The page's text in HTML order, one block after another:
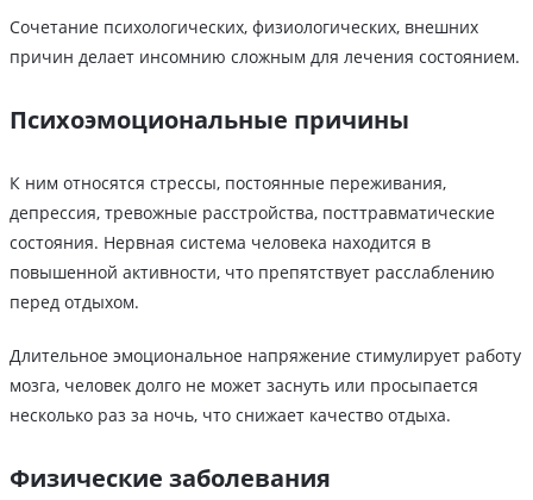
Сочетание психологических, физиологических, внешних
причин делает инсомнию сложным для лечения состоянием.
Психоэмоциональные причины
К ним относятся стрессы, постоянные переживания,
депрессия, тревожные расстройства, посттравматические
состояния. Нервная система человека находится в
повышенной активности, что препятствует расслаблению
перед отдыхом.
Длительное эмоциональное напряжение стимулирует работу
мозга, человек долго не может заснуть или просыпается
несколько раз за ночь, что снижает качество отдыха.
Физические заболевания